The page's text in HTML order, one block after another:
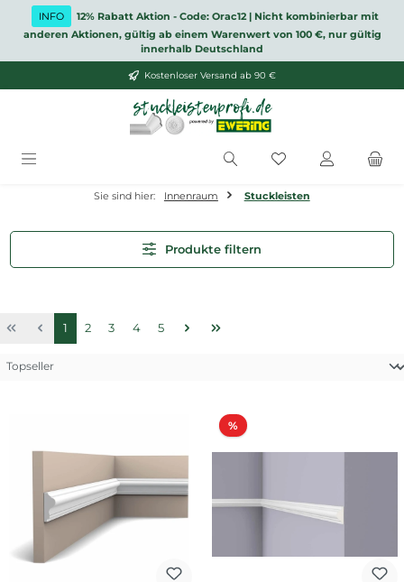
Zum Hauptinhalt springen
INFO
12% Rabatt Aktion - Code: Orac12 | Nicht kombinierbar mit
anderen Aktionen, gültig ab einem Warenwert von 100 €, nur gültig
innerhalb Deutschland
Kostenloser Versand ab 90 €
Du hast 0
Sie sind hier: Innenraum Stuckleisten
Produkte filtern
Seite
1 Seite
2 Seite
3 Seite
4 Seite
5
%Rabatt